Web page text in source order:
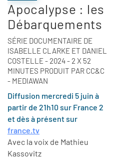
Apocalypse : les
Débarquements
SÉRIE DOCUMENTAIRE DE
ISABELLE CLARKE ET DANIEL
COSTELLE - 2024 - 2 X 52
MINUTES PRODUIT PAR CC&C
- MEDIAWAN
Diffusion mercredi 5 juin à
partir de 21h10 sur France 2
et dès à présent sur
france.tv
Avec la voix de Mathieu
Kassovitz